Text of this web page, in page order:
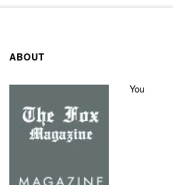
ABOUT
You